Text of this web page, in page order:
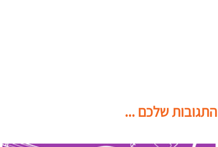
התגובות שלכם ...